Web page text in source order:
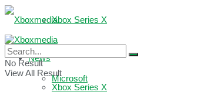
Xbox Series X
Microsoft
News
Xbox Series X
No Result
View All Result